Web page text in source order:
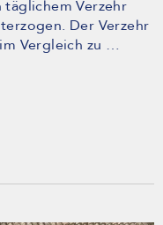
täglichem Verzehr
Der Verzehr
Vergleich zu …